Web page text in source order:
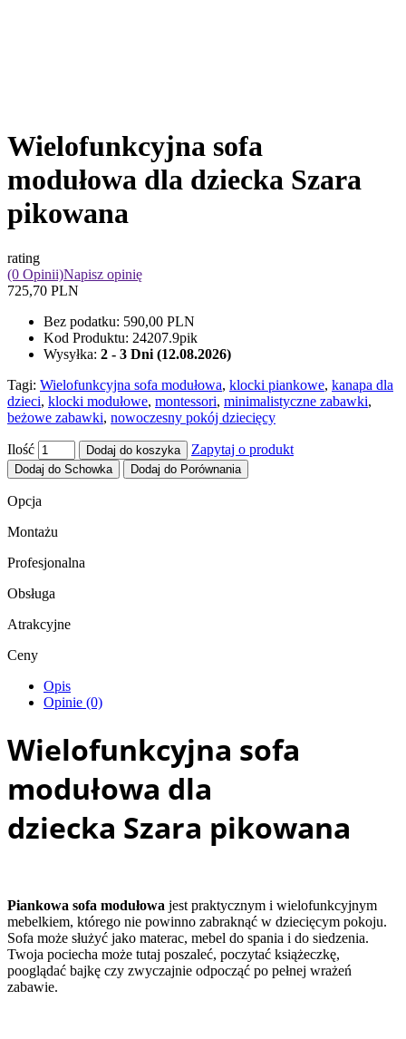
Wielofunkcyjna sofa
modułowa dla dziecka Szara
pikowana
rating
(0 Opinii)Napisz opinię
725,70 PLN
Bez podatku: 590,00 PLN
Kod Produktu: 24207.9pik
Wysyłka: 2 - 3 Dni (12.08.2026)
Tagi: Wielofunkcyjna sofa modułowa, klocki piankowe, kanapa dla
dzieci, klocki modułowe, montessori, minimalistyczne zabawki,
beżowe zabawki, nowoczesny pokój dziecięcy
Ilość Dodaj do koszyka Zapytaj o produkt
Dodaj do Schowka Dodaj do Porównania
Opcja
Montażu
Profesjonalna
Obsługa
Atrakcyjne
Ceny
Opis
Opinie (0)
Wielofunkcyjna sofa
modułowa dla
dziecka Szara pikowana
Piankowa sofa modułowa jest praktycznym i wielofunkcyjnym
mebelkiem, którego nie powinno zabraknąć w dziecięcym pokoju.
Sofa może służyć jako materac, mebel do spania i do siedzenia.
Twoja pociecha może tutaj poszaleć, poczytać książeczkę,
pooglądać bajkę czy zwyczajnie odpocząć po pełnej wrażeń
zabawie.